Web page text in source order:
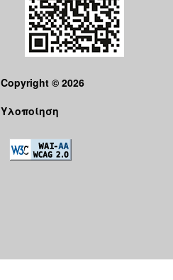
Copyright © 2026
Υλοποίηση